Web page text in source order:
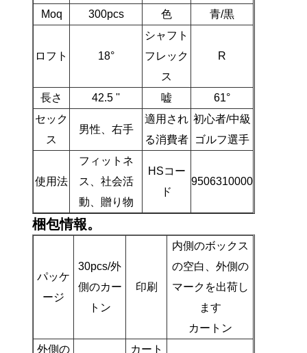
Moq 300pcs 色 青/黒
ロフト 18°
シャフト
フレック
ス
R
長さ 42.5 '' 嘘
61°
セック
ス
男性、右手
適用され
る消費者
初心者/中級
ゴルフ選手
使用法
フィットネ
ス、社会活
動、贈り物
HSコー
ド
9506310000
梱包情報。
パッケ
ージ
30pcs/外
側のカー
トン
印刷
内側のボックス
の空白、外側の
マークを出荷し
ます
カートン
外側の
カート